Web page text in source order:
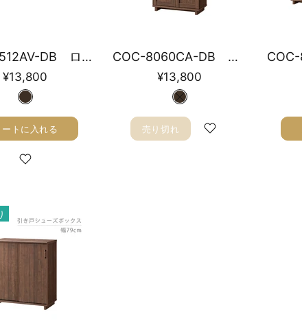
COC-3512AV-DB ローボード 幅115cm
¥13,800
ートに入れる
COC-8060CA-DB キャビネット 幅58.7cm
¥13,800
売り切れ